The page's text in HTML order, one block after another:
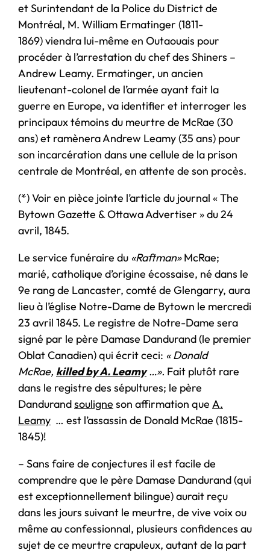
et Surintendant de la Police du District de
Montréal, M. William Ermatinger (1811-
1869) viendra lui-même en Outaouais pour
procéder à l’arrestation du chef des Shiners –
Andrew Leamy. Ermatinger, un ancien
lieutenant-colonel de l’armée ayant fait la
guerre en Europe, va identifier et interroger les
principaux témoins du meurtre de McRae (30
ans) et ramènera Andrew Leamy (35 ans) pour
son incarcération dans une cellule de la prison
centrale de Montréal, en attente de son procès.
(*) Voir en pièce jointe l’article du journal « The
Bytown Gazette & Ottawa Advertiser » du 24
avril, 1845.
Le service funéraire du «Raftman»McRae;
marié, catholique d’origine écossaise, né dans le
9e rang de Lancaster, comté de Glengarry, aura
lieu à l’église Notre-Dame de Bytown le mercredi
23 avril 1845. Le registre de Notre-Dame sera
signé par le père Damase Dandurand (le premier
Oblat Canadien) qui écrit ceci: « Donald
McRae, killed by A. Leamy…». Fait plutôt rare
dans le registre des sépultures; le père
Dandurandsouligne son affirmation que A.
Leamy … est l’assassin de Donald McRae (1815-
1845)!
– Sans faire de conjectures il est facile de
comprendre que le père Damase Dandurand (qui
est exceptionnellement bilingue) aurait reçu
dans les jours suivant le meurtre, de vive voix ou
même au confessionnal, plusieurs confidences au
sujet de ce meurtre crapuleux, autant de la part